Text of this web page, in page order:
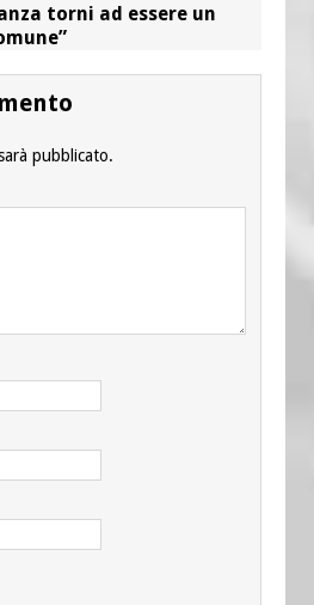
torni ad essere un
pubblicato.